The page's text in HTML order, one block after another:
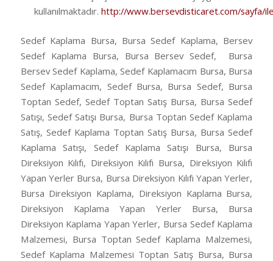
kullanılmaktadır. http://www.bersevdisticaret.com/sayfa/
Sedef Kaplama Bursa, Bursa Sedef Kaplama, Bersev
Sedef Kaplama Bursa, Bursa Bersev Sedef, Bursa
Bersev Sedef Kaplama, Sedef Kaplamacım Bursa, Bursa
Sedef Kaplamacım, Sedef Bursa, Bursa Sedef, Bursa
Toptan Sedef, Sedef Toptan Satış Bursa, Bursa Sedef
Satışı, Sedef Satışı Bursa, Bursa Toptan Sedef Kaplama
Satış, Sedef Kaplama Toptan Satış Bursa, Bursa Sedef
Kaplama Satışı, Sedef Kaplama Satışı Bursa, Bursa
Direksiyon Kılıfı, Direksiyon Kılıfı Bursa, Direksiyon Kılıfı
Yapan Yerler Bursa, Bursa Direksiyon Kılıfı Yapan Yerler,
Bursa Direksiyon Kaplama, Direksiyon Kaplama Bursa,
Direksiyon Kaplama Yapan Yerler Bursa, Bursa
Direksiyon Kaplama Yapan Yerler, Bursa Sedef Kaplama
Malzemesi, Bursa Toptan Sedef Kaplama Malzemesi,
Sedef Kaplama Malzemesi Toptan Satış Bursa, Bursa